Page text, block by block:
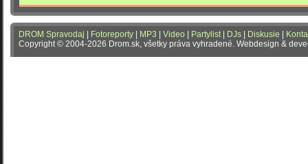
DROM Spravodaj Fotoreporty MP3 Video Partylist| DJs Diskusie
Copyright © 2004-2026 Drom.sk, všetky práva vyhradené. Webdesign &